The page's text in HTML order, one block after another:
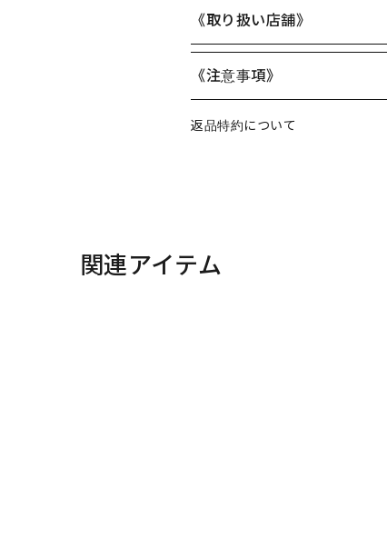
《取り扱い店舗》
《注意事項》
返品特約について
関連アイテム